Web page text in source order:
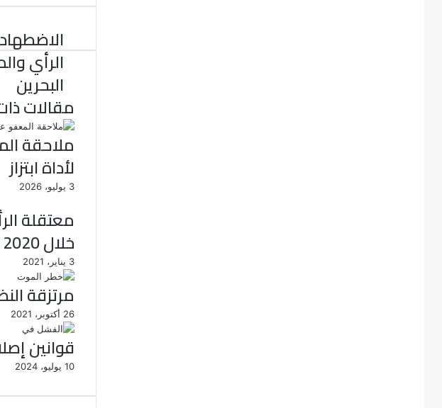
ورد
ن
b
r
ي
ي
س
ت
d
t
ا
الرأي
البحرين
مقالات
ملاحقة
لأداة ابتزاز
3 يوليو، 2026
معتقلة
خلال 2020
3 يناير، 2021
مرتزقة
26 أكتوبر، 2021
قوانين إصلاح
10 يوليو، 2024